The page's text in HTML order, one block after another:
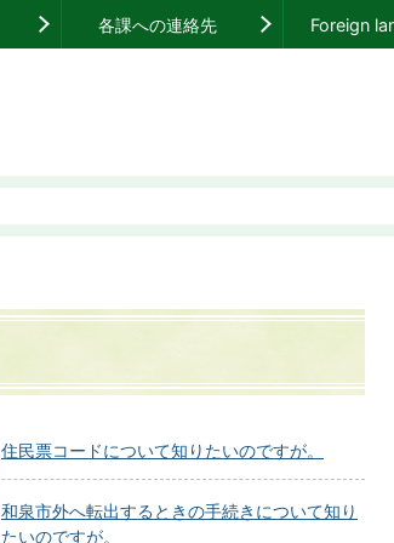
各課への連絡先 Foreign
住民票コードについて知りたいのですが。
和泉市外へ転出するときの手続きについて知り
たいのですが。